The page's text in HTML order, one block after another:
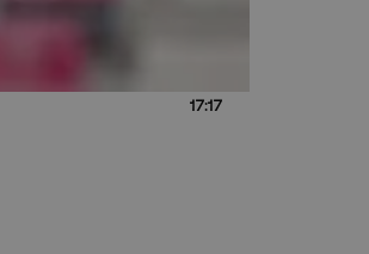
17:17